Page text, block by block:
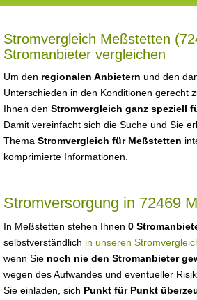
Stromvergleich Meßstetten
Stromanbieter vergleichen
Um den regionalen Anbietern und den
Unterschieden in den Konditionen gerecht
Ihnen den Stromvergleich ganz speziell
Damit vereinfacht sich die Suche und Sie
Thema Stromvergleich für Meßstetten
komprimierte Informationen.
Stromversorgung in 72469
In Meßstetten stehen Ihnen 0
selbstverständlich in unseren
wenn Sie noch nie den Stromanbieter
wegen des Aufwandes und eventueller
Sie einladen, sich Punkt für Punkt